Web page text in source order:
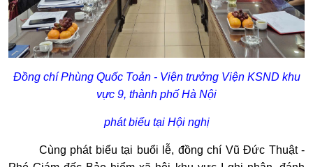
Đồng chí Phùng Quốc Toản - Viện trưởng Viện KSND khu
vực 9, thành phố Hà Nội
phát biểu tại Hội nghị
Cùng phát biểu tại buổi lễ, đồng chí Vũ Đức Thuật -